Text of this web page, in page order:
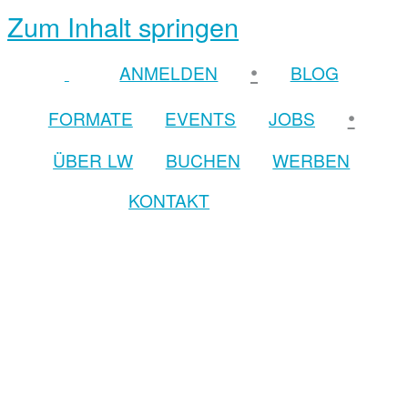
Zum Inhalt springen
ANMELDEN •
BLOG
FORMATE
EVENTS JOBS •
ÜBER LW BUCHEN
WERBEN
KONTAKT